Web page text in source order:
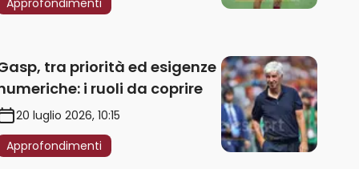
tra priorità ed esigenze
i ruoli da coprire
20 luglio 2026, 10:15
Approfondimenti